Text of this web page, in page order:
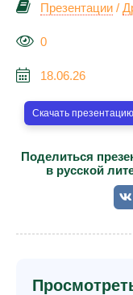
Презентации /
0
18.06.26
Скачать презентацию
Поделиться
в русской